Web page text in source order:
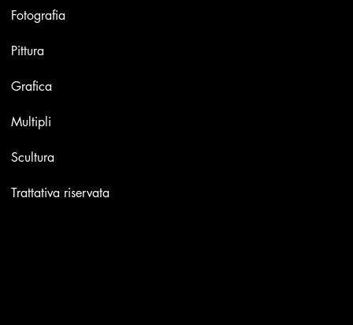
Fotografia
Pittura
Grafica
Multipli
Scultura
Trattativa riservata